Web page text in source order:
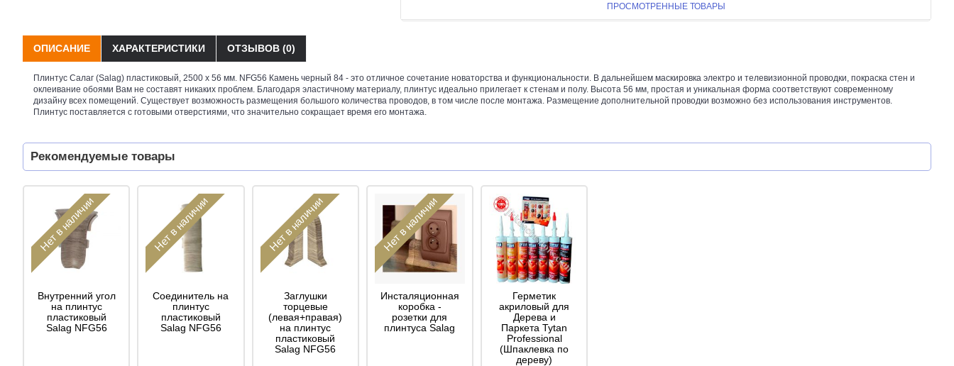
ПРОСМОТРЕННЫЕ ТОВАРЫ
ОПИСАНИЕ ХАРАКТЕРИСТИКИ ОТЗЫВОВ (0)
Плинтус Салаг (Salag) пластиковый, 2500 х 56 мм. NFG56 Камень черный 84 - это отличное сочетание новаторства и функциональности. В дальнейшем маскировка электро и телевизионной проводки, покраска стен и
оклеивание обоями Вам не составят никаких проблем. Благодаря эластичному материалу, плинтус идеально прилегает к стенам и полу. Высота 56 мм, простая и уникальная форма соответствуют современному
дизайну всех помещений. Существует возможность размещения большого количества проводов, в том числе после монтажа. Размещение дополнительной проводки возможно без использования инструментов.
Плинтус поставляется с готовыми отверстиями, что значительно сокращает время его монтажа.
Рекомендуемые товары
Нет в наличии
Внутренний угол
на плинтус
пластиковый
Salag NFG56
Нет в наличии
Соединитель на
плинтус
пластиковый
Salag NFG56
Нет в наличии
Заглушки
торцевые
(левая+правая)
на плинтус
пластиковый
Salag NFG56
Нет в наличии
Инсталяционная
коробка -
розетки для
плинтуса Salag
Герметик
акриловый для
Дерева и
Паркета Tytan
Professional
(Шпаклевка по
дереву)